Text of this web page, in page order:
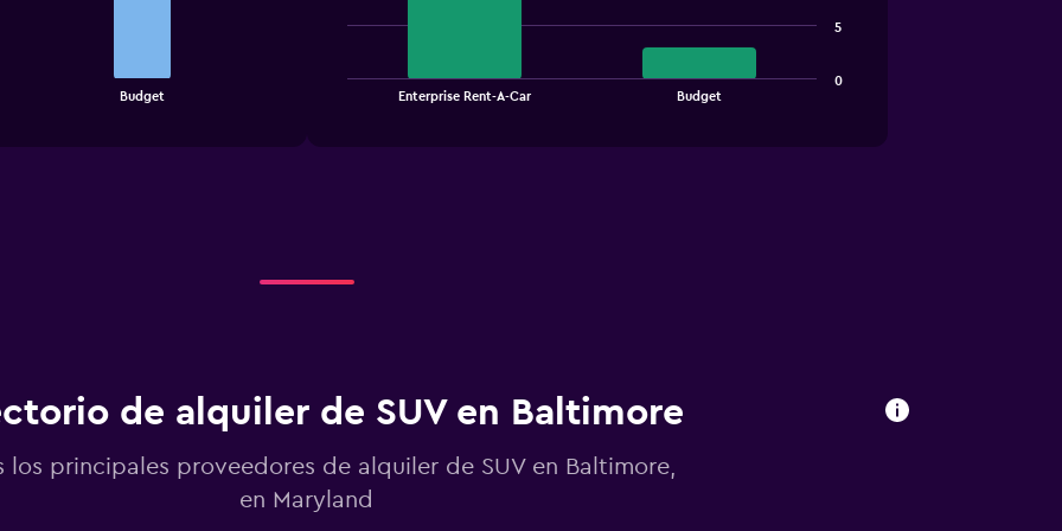
Budget
categories.
Y
axis
values.
Range:
Enterprise Rent-A-Car Budget
0
5
de alquiler de SUV en Baltimore
los principales proveedores de alquiler de SUV en Baltimore,
en Maryland